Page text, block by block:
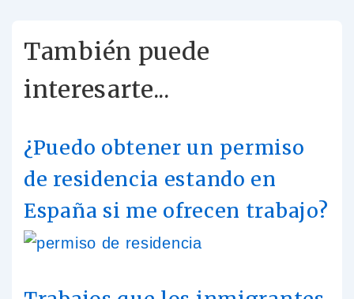
También puede
interesarte...
¿Puedo obtener un permiso
de residencia estando en
España si me ofrecen trabajo?